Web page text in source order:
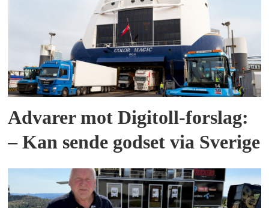
Advarer mot Digitoll-forslag:
– Kan sende godset via Sverige